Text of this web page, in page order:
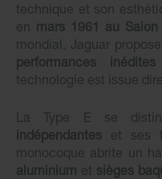
technique et son
en mars 1961 au Salon
mondial. Jaguar
performances inédites
technologie est issue
La Type E se
indépendantes et ses
monocoque abrite un
aluminium et sièges